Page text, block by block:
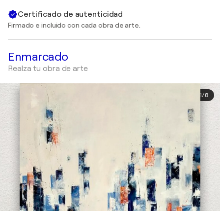
Certificado de autenticidad
Firmado e incluido con cada obra de arte.
Enmarcado
Realza tu obra de arte
1/8